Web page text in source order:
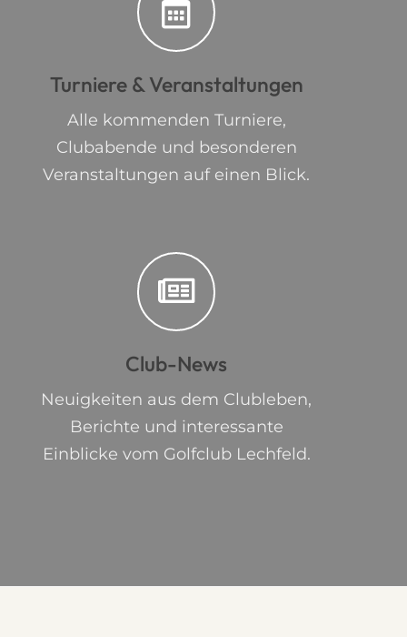
Turniere & Veranstaltungen
Alle kommenden Turniere,
Clubabende und besonderen
Veranstaltungen auf einen Blick.
Club-News
Neuigkeiten aus dem Clubleben,
Berichte und interessante
Einblicke vom Golfclub Lechfeld.